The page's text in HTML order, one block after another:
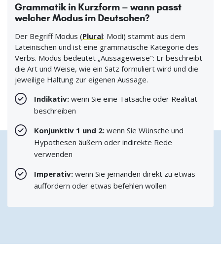
Grammatik in Kurzform – wann passt
welcher Modus im Deutschen?
Der Begriff Modus (Plural: Modi) stammt aus dem
Lateinischen und ist eine grammatische Kategorie des
Verbs. Modus bedeutet „Aussageweise": Er beschreibt
die Art und Weise, wie ein Satz formuliert wird und die
jeweilige Haltung zur eigenen Aussage.
Indikativ: wenn Sie eine Tatsache oder Realität
beschreiben
Konjunktiv 1 und 2: wenn Sie Wünsche und
Hypothesen äußern oder indirekte Rede
verwenden
Imperativ: wenn Sie jemanden direkt zu etwas
auffordern oder etwas befehlen wollen